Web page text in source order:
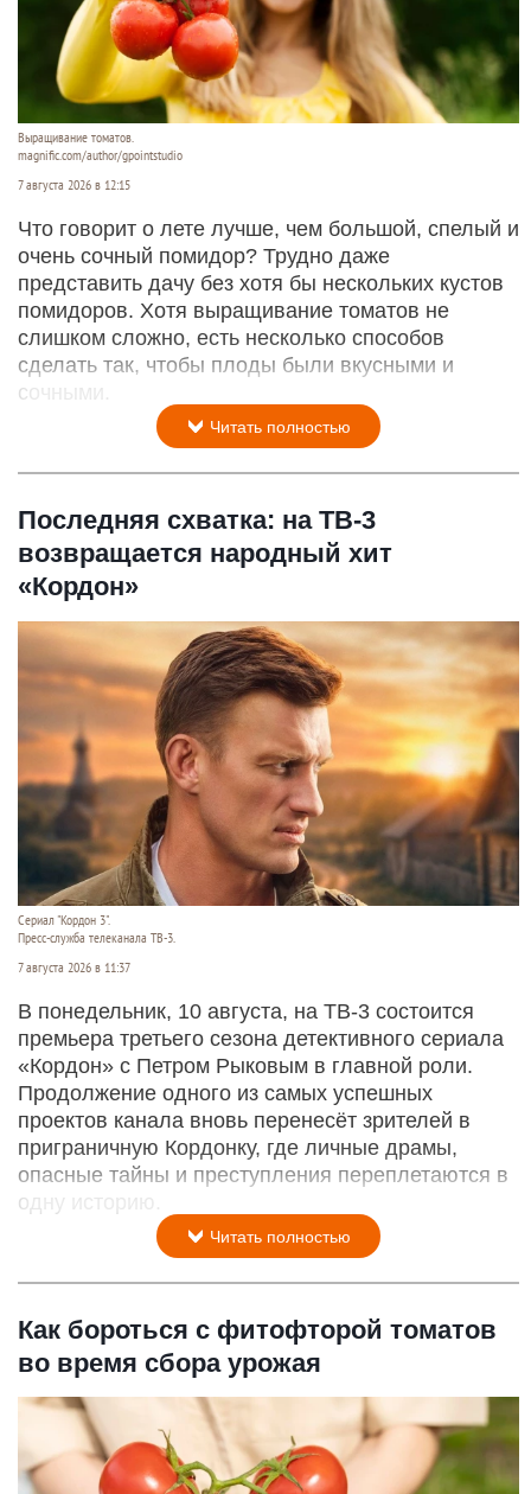
Выращивание томатов.
magnific.com/author/gpointstudio
7 августа 2026 в 12:15
Что говорит о лете лучше, чем большой, спелый и
очень сочный помидор? Трудно даже
представить дачу без хотя бы нескольких кустов
помидоров. Хотя выращивание томатов не
слишком сложно, есть несколько способов
сделать так, чтобы плоды были вкусными и
сочными.
Читать полностью
Последняя схватка: на ТВ-3
возвращается народный хит
«Кордон»
Сериал "Кордон 3".
Пресс-служба телеканала ТВ-3.
7 августа 2026 в 11:37
В понедельник, 10 августа, на ТВ-3 состоится
премьера третьего сезона детективного сериала
«Кордон» с Петром Рыковым в главной роли.
Продолжение одного из самых успешных
проектов канала вновь перенесёт зрителей в
приграничную Кордонку, где личные драмы,
опасные тайны и преступления переплетаются в
одну историю.
Читать полностью
Как бороться с фитофторой томатов
во время сбора урожая